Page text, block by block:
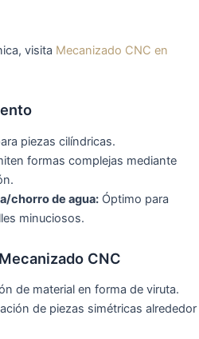
visita Mecanizado CNC en
piezas cilíndricas.
formas complejas mediante
chorro de agua:Óptimo para
minuciosos.
CNC
de material en forma de viruta.
de piezas simétricas alrededor